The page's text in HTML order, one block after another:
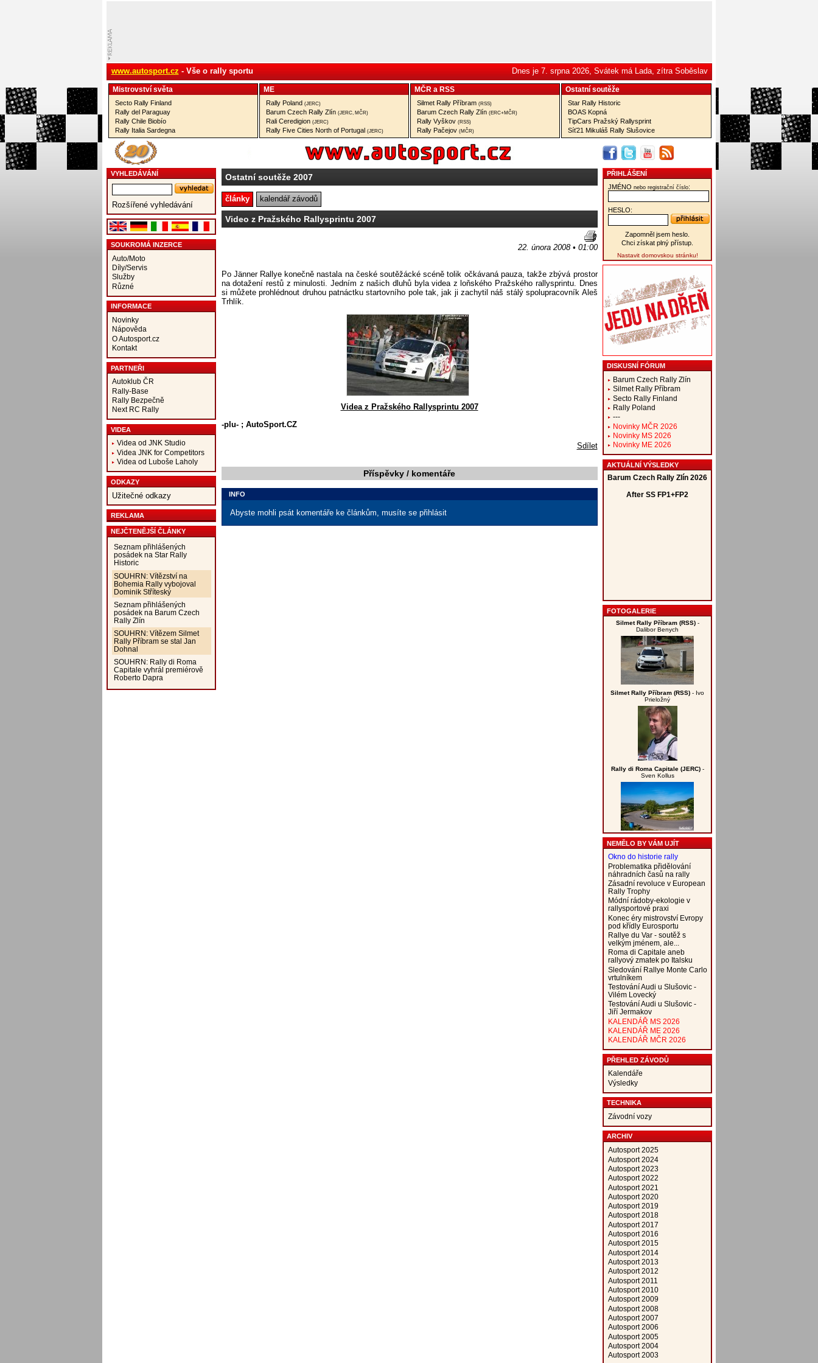
www.autosport.cz - Vše o rally sportu Dnes je 7. srpna 2026, Svátek má Lada, zítra Soběslav
Mistrovství­ světa
Secto Rally Finland
Rally del Paraguay
Rally Chile Biobío
Rally Italia Sardegna
ME
Rally Poland (JERC)
Barum Czech Rally Zlín (JERC, MČR)
Rali Ceredigion (JERC)
Rally Five Cities North of Portugal (JERC)
MČR a RSS
Silmet Rally Příbram (RSS)
Barum Czech Rally Zlín (ERC+MČR)
Rally Vyškov (RSS)
Rally Pačejov (MČR)
Ostatní­ soutěže
Star Rally Historic
BOAS Kopná
TipCars Pražský Rallysprint
Síť21 Mikuláš Rally Slušovice
VYHLEDÁVÁNÍ
Rozšířené vyhledávání
SOUKROMÁ INZERCE
Auto/Moto
Díly/Servis
Služby
Různé
INFORMACE
Novinky
Nápověda
O Autosport.cz
Kontakt
PARTNEŘI
Autoklub ČR
Rally-Base
Rally Bezpečně
Next RC Rally
VIDEA
Videa od JNK Studio
Videa JNK for Competitors
Videa od Luboše Laholy
ODKAZY
Užitečné odkazy
REKLAMA
NEJČTENĚJŠÍ ČLÁNKY
Seznam přihlášených
posádek na Star Rally
Historic
SOUHRN: Vítězství na
Bohemia Rally vybojoval
Dominik Stříteský
Seznam přihlášených
posádek na Barum Czech
Rally Zlín
SOUHRN: Vítězem Silmet
Rally Příbram se stal Jan
Dohnal
SOUHRN: Rally di Roma
Capitale vyhrál premiérově
Roberto Dapra
Ostatní soutěže 2007
články kalendář závodů
Video z Pražského Rallysprintu 2007
22. února 2008 • 01:00
Po Jänner Rallye konečně nastala na české soutěžácké scéně tolik očkávaná pauza, takže zbývá prostor
na dotažení restů z minulosti. Jedním z našich dluhů byla videa z loňského Pražského rallysprintu. Dnes
si můžete prohlédnout druhou patnáctku startovního pole tak, jak ji zachytil náš stálý spolupracovník Aleš
Trhlík.
Videa z Pražského Rallysprintu 2007
-plu- ; AutoSport.CZ
Sdílet
Příspěvky / komentáře
INFO
Abyste mohli psát komentáře ke článkům, musíte se přihlásit
PŘIHLÁŠENÍ
JMÉNO nebo registrační číslo:
HESLO:
Zapomněl jsem heslo.
Chci získat plný přístup.
Nastavit domovskou stránku!
DISKUSNÍ FÓRUM
Barum Czech Rally Zlín
Silmet Rally Příbram
Secto Rally Finland
Rally Poland
---
Novinky MČR 2026
Novinky MS 2026
Novinky ME 2026
AKTUÁLNÍ VÝSLEDKY
FOTOGALERIE
Silmet Rally Příbram (RSS)-
Dalibor Benych
Silmet Rally Příbram (RSS) - Ivo
Prieložný
Rally di Roma Capitale (JERC)-
Sven Kollus
NEMĚLO BY VÁM UJÍT
Okno do historie rally
Problematika přidělování
náhradních časů na rally
Zásadní revoluce v European
Rally Trophy
Módní rádoby-ekologie v
rallysportové praxi
Konec éry mistrovství Evropy
pod křídly Eurosportu
Rallye du Var - soutěž s
velkým jménem, ale...
Roma di Capitale aneb
rallyový zmatek po Italsku
Sledování Rallye Monte Carlo
vrtulníkem
Testování Audi u Slušovic -
Vilém Lovecký
Testování Audi u Slušovic -
Jiří Jermakov
KALENDÁŘ MS 2026
KALENDÁŘ ME 2026
KALENDÁŘ MČR 2026
PŘEHLED ZÁVODŮ
Kalendáře
Výsledky
TECHNIKA
Závodní vozy
ARCHIV
Autosport 2025
Autosport 2024
Autosport 2023
Autosport 2022
Autosport 2021
Autosport 2020
Autosport 2019
Autosport 2018
Autosport 2017
Autosport 2016
Autosport 2015
Autosport 2014
Autosport 2013
Autosport 2012
Autosport 2011
Autosport 2010
Autosport 2009
Autosport 2008
Autosport 2007
Autosport 2006
Autosport 2005
Autosport 2004
Autosport 2003